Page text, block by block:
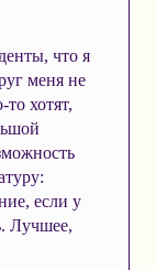
что я
меня не
хотят,
если у
Лучшее,